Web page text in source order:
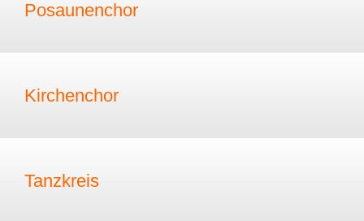
Posaunenchor
Kirchenchor
Tanzkreis